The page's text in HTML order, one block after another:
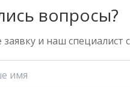
вопросы?
заявку и наш специалист